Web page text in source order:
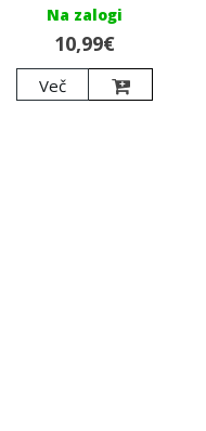
Na zalogi
10,99€
Več